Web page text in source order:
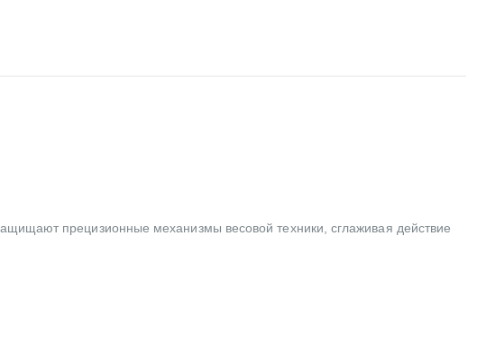
прецизионные механизмы весовой техники, сглаживая действие